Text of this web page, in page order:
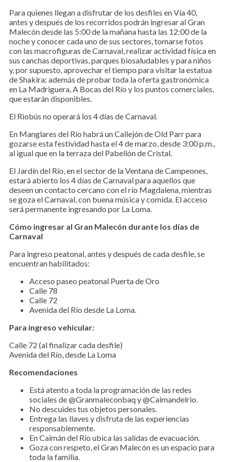
Para quienes llegan a disfrutar de los desfiles en Vía 40,
antes y después de los recorridos podrán ingresar al Gran
Malecón desde las 5:00 de la mañana hasta las 12:00 de la
noche y conocer cada uno de sus sectores, tomarse fotos
con las macrofiguras de Carnaval, realizar actividad física en
sus canchas deportivas, parques biosaludables y para niños
y, por supuesto, aprovechar el tiempo para visitar la estatua
de Shakira; además de probar toda la oferta gastronómica
en La Madriguera, A Bocas del Río y los puntos comerciales,
que estarán disponibles.
El Riobús no operará los 4 días de Carnaval.
En Manglares del Río habrá un Callejón de Old Parr para
gozarse esta festividad hasta el 4 de marzo, desde 3:00 p.m.,
al igual que en la terraza del Pabellón de Cristal.
El Jardín del Río, en el sector de la Ventana de Campeones,
estará abierto los 4 días de Carnaval para aquellos que
deseen un contacto cercano con el río Magdalena, mientras
se goza el Carnaval, con buena música y comida. El acceso
será permanente ingresando por La Loma.
Cómo ingresar al Gran Malecón durante los días de
Carnaval
Para ingreso peatonal, antes y después de cada desfile, se
encuentran habilitados:
Acceso paseo peatonal Puerta de Oro
Calle 78
Calle 72
Avenida del Río desde La Loma.
Para ingreso vehicular:
Calle 72 (al finalizar cada desfile)
Avenida del Río, desde La Loma
Recomendaciones
Está atento a toda la programación de las redes
sociales de @Granmaleconbaq y @Caimandelrio.
No descuides tus objetos personales.
Entrega las llaves y disfruta de las experiencias
responsablemente.
En Caimán del Río ubica las salidas de evacuación.
Goza con respeto, el Gran Malecón es un espacio para
toda la familia.